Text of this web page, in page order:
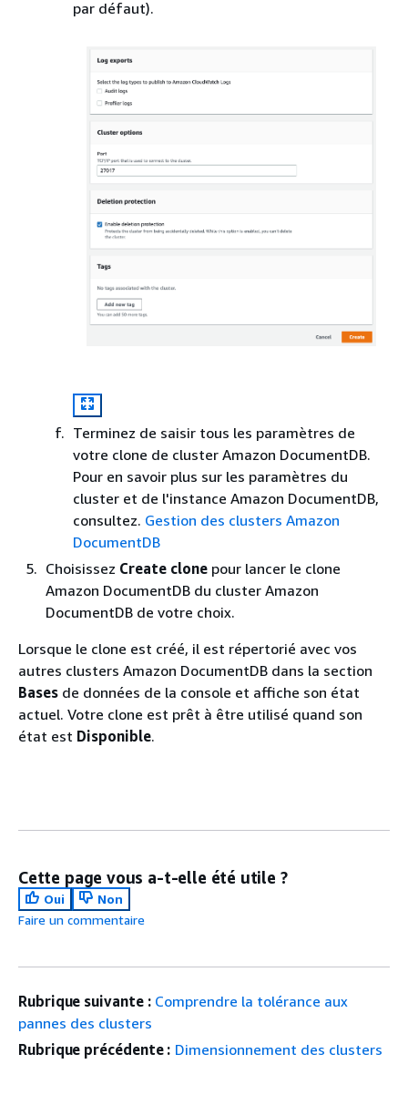
par défaut).
Terminez de saisir tous les paramètres de
votre clone de cluster Amazon DocumentDB.
Pour en savoir plus sur les paramètres du
cluster et de l'instance Amazon DocumentDB,
consultez. Gestion des clusters Amazon
DocumentDB
Choisissez Create clone pour lancer le clone
Amazon DocumentDB du cluster Amazon
DocumentDB de votre choix.
Lorsque le clone est créé, il est répertorié avec vos
autres clusters Amazon DocumentDB dans la section
Bases de données de la console et affiche son état
actuel. Votre clone est prêt à être utilisé quand son
état est Disponible.
Cette page vous a-t-elle été utile ?
Oui
Non
Faire un commentaire
Rubrique suivante : Comprendre la tolérance aux
pannes des clusters
Rubrique précédente : Dimensionnement des clusters